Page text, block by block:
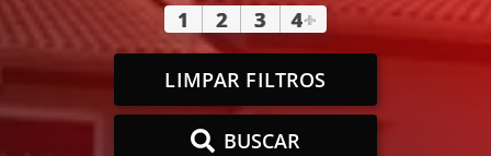
1 2 3 4+
LIMPAR FILTROS
BUSCAR